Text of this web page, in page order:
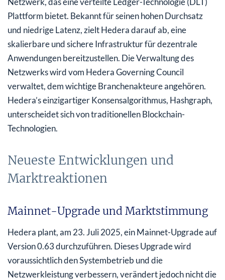
Plattform bietet. Bekannt für seinen hohen Durchsatz
und niedrige Latenz, zielt Hedera darauf ab, eine
skalierbare und sichere Infrastruktur für dezentrale
Anwendungen bereitzustellen. Die Verwaltung des
Netzwerks wird vom Hedera Governing Council
verwaltet, dem wichtige Branchenakteure angehören.
Hedera’s einzigartiger Konsensalgorithmus, Hashgraph,
unterscheidet sich von traditionellen Blockchain-
Technologien.
Neueste Entwicklungen und
Marktreaktionen
Mainnet-Upgrade und Marktstimmung
Hedera plant, am 23. Juli 2025, ein Mainnet-Upgrade auf
Version 0.63 durchzuführen. Dieses Upgrade wird
voraussichtlich den Systembetrieb und die
Netzwerkleistung verbessern, verändert jedoch nicht die